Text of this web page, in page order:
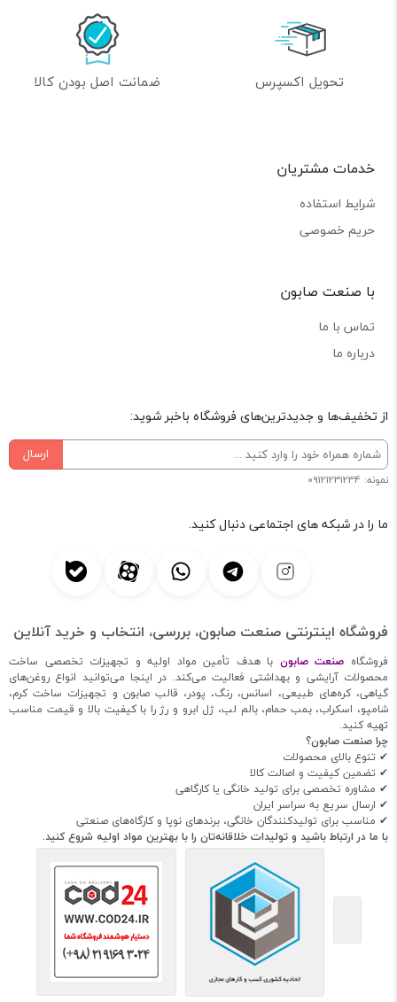
تحویل اکسپرس ضمانت اصل بودن کالا
خدمات مشتریان
شرایط استفاده
حریم خصوصی
با صنعت صابون
تماس با ما
درباره ما
از تخفیف‌ها و جدیدترین‌های فروشگاه باخبر شوید:
ارسال
نمونه: 09121231234
ما را در شبکه های اجتماعی دنبال کنید.
فروشگاه اینترنتی صنعت صابون، بررسی، انتخاب و خرید آنلاین
فروشگاه صنعت صابون با هدف تأمین مواد اولیه و تجهیزات تخصصی ساخت
محصولات آرایشی و بهداشتی فعالیت می‌کند. در اینجا می‌توانید انواع روغن‌های
گیاهی، کره‌های طبیعی، اسانس، رنگ، پودر، قالب صابون و تجهیزات ساخت کرم،
شامپو، اسکراب، بمب حمام، بالم لب، ژل ابرو و رژ را با کیفیت بالا و قیمت مناسب
تهیه کنید.
چرا صنعت صابون؟
✔ تنوع بالای محصولات
✔ تضمین کیفیت و اصالت کالا
✔ مشاوره تخصصی برای تولید خانگی یا کارگاهی
✔ ارسال سریع به سراسر ایران
✔ مناسب برای تولیدکنندگان خانگی، برندهای نوپا و کارگاه‌های صنعتی
با ما در ارتباط باشید و تولیدات خلاقانه‌تان را با بهترین مواد اولیه شروع کنید.